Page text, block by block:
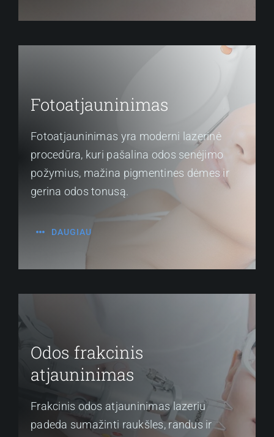
Fotoatjauninimas
Fotoatjauninimas yra moderni lazerinė
procedūra, kuri pašalina odos senėjimo
požymius, mažina pigmentines dėmes ir
gerina odos tonusą.
DAUGIAU
Odos frakcinis
atjauninimas
Frakcinis odos atjauninimas lazeriu
padeda sumažinti raukšles, randus ir